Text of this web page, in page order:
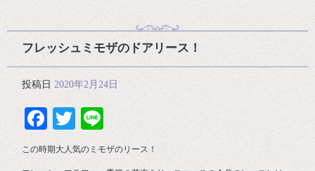
フレッシュミモザのドアリース！
投稿日 2020年2月24日
Facebook
Twitter
この時期大人気のミモザのリース！